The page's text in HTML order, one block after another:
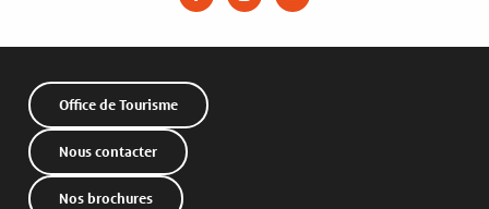
Office de Tourisme
Nous contacter
Nos brochures